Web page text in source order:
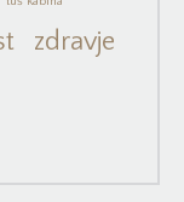
zdravje